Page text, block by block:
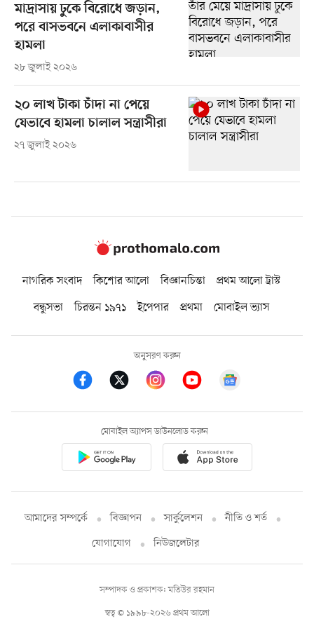
মাদ্রাসায় ঢুকে বিরোধে জড়ান,
পরে বাসভবনে এলাকাবাসীর
হামলা
২৮ জুলাই ২০২৬
২০ লাখ টাকা চাঁদা না পেয়ে
যেভাবে হামলা চালাল সন্ত্রাসীরা
২৭ জুলাই ২০২৬
নাগরিক সংবাদ কিশোর আলো বিজ্ঞানচিন্তা
প্রথম আলো ট্রাস্ট
বন্ধুসভা
চিরন্তন ১৯৭১ ইপেপার প্রথমা মোবাইল ভ্যাস
অনুসরণ করুন
মোবাইল অ্যাপস ডাউনলোড করুন
আমাদের সম্পর্কে বিজ্ঞাপন সার্কুলেশন
নীতি ও শর্ত
যোগাযোগ
নিউজলেটার
স্বত্ব © ১৯৯৮-২০২৬ প্রথম আলো
সম্পাদক ও প্রকাশক: মতিউর রহমান